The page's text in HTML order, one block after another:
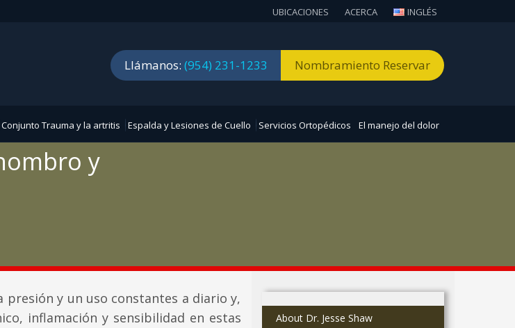
UBICACIONES ACERCA INGLÉS
Llámanos: (954) 231-1233 Nombramiento Reservar
Conjunto Trauma y la artritis Espalda y Lesiones de Cuello Servicios Ortopédicos El manejo del dolor
y
presión y un uso constantes a diario y,
inflamación y sensibilidad en estas
About Dr. Jesse Shaw